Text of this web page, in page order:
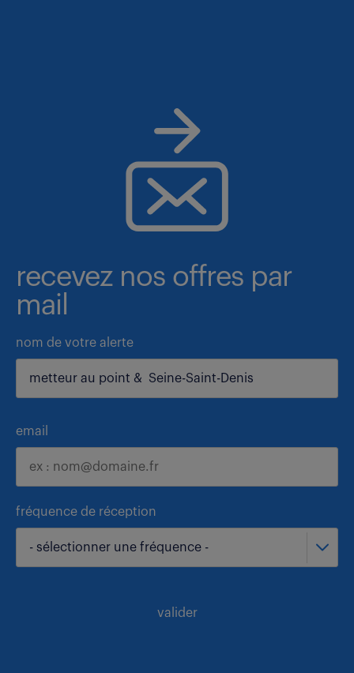
recevez nos offres par
mail
nom de votre alerte
email
fréquence de réception
- sélectionner une fréquence -
valider